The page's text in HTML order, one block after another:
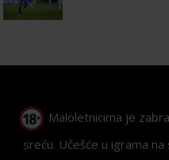
Maloletnicima je
sreću. Učešće u igrama